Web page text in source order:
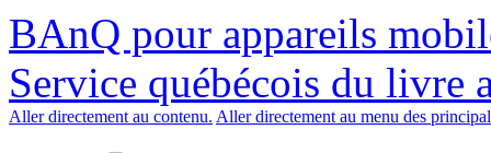
BAnQ pour appareils
Service québécois du livre
Aller directement au contenu. Aller directement au menu des